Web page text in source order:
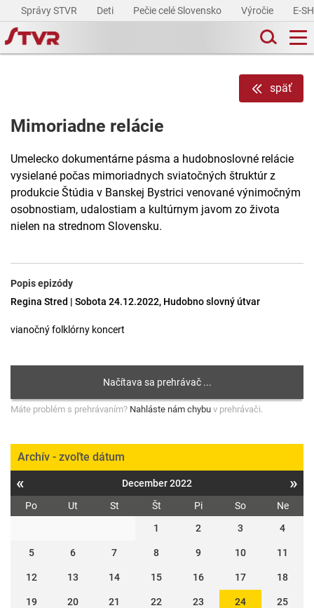
Správy STVR Deti Pečie celé Slovensko Výročie E-
späť
Mimoriadne relácie
Umelecko dokumentárne pásma a hudobnoslovné relácie
vysielané počas mimoriadnych sviatočných štruktúr z
produkcie Štúdia v Banskej Bystrici venované výnimočným
osobnostiam, udalostiam a kultúrnym javom zo života
nielen na strednom Slovensku.
Popis epizódy
Regina Stred | Sobota 24.12.2022, Hudobno slovný útvar
vianočný folklórny koncert
Máte problém s prehrávaním? Nahláste nám chybu v prehrávači.
Archív - zvoľte dátum
« December 2022 »
Po Ut St Št Pi So
Ne
1
2 3 4
5 6 7 8 9 10 11
12 13 14 15 16 17 18
19 20 21 22 23 24 25